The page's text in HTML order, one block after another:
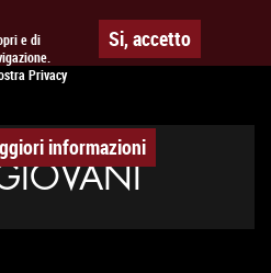
e di
Privacy
Si, accetto
informazioni
CINEMA